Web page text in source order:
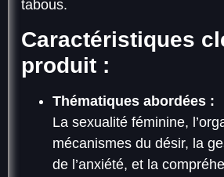
tabous.
Caractéristiques
produit :
Thématiques abordées :
La sexualité féminine,
mécanismes du désir, la
de l’anxiété, et la